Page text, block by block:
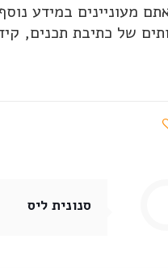
מעוניינים במידע
של כתיבת תכנים,
סנונית ליס